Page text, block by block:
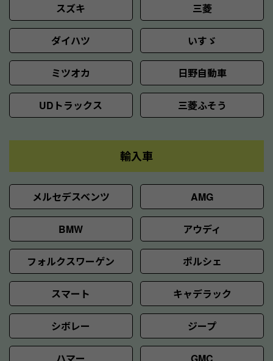
スズキ 三菱
ダイハツ いすゞ
ミツオカ 日野自動車
UDトラックス 三菱ふそう
輸入車
メルセデスベンツ AMG
BMW アウディ
フォルクスワーゲン ポルシェ
スマート キャデラック
シボレー ジープ
ハマー GMC